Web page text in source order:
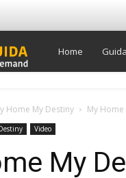
Super
TV
Home
Home My Destiny My
Video
My